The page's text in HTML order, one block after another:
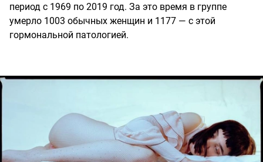
период с 1969 по 2019 год. За это время в группе
умерло 1003 обычных женщин и 1177 — с этой
гормональной патологией.